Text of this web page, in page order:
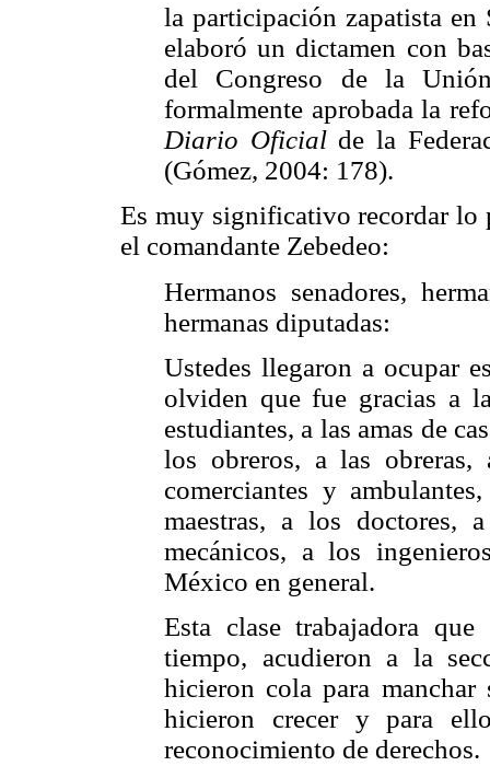
la participación zapatista en
elaboró un dictamen con
del Congreso de la
formalmente aprobada la
Diario Oficialde la
(Gómez, 2004: 178).
Es muy significativo recordar lo
el comandante Zebedeo:
Hermanos senadores,
hermanas diputadas:
Ustedes llegaron a ocupar
olviden que fue gracias a
estudiantes, a las amas de
los obreros, a las
comerciantes y
maestras, a los doctores,
mecánicos, a los
México en general.
Esta clase trabajadora
tiempo, acudieron a la
hicieron cola para
hicieron crecer y para
reconocimiento de derechos.